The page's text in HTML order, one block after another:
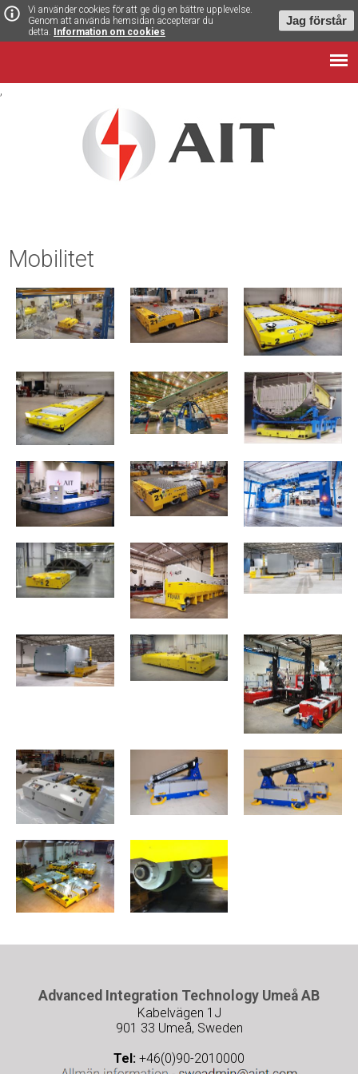
Vi använder cookies för att ge dig en bättre upplevelse.
Genom att använda hemsidan accepterar du
detta.
Information om cookies
Jag förstår
,
Mobilitet
Advanced Integration Technology Umeå AB
Kabelvägen 1J
901 33 Umeå, Sweden
Tel: +46(0)90-2010000